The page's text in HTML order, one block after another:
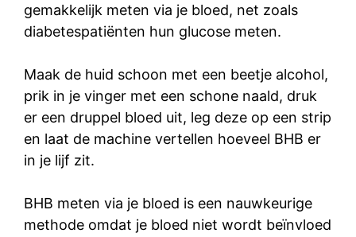
gemakkelijk meten via je bloed, net zoals
diabetespatiënten hun glucose meten.
Maak de huid schoon met een beetje alcohol,
prik in je vinger met een schone naald, druk
er een druppel bloed uit, leg deze op een strip
en laat de machine vertellen hoeveel BHB er
in je lijf zit.
BHB meten via je bloed is een nauwkeurige
methode omdat je bloed niet wordt beïnvloed